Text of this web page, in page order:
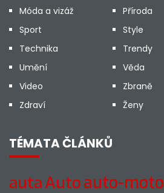
Móda a vizáž
Příroda
Sport
Style
Technika
Trendy
Umění
Věda
Video
Zbraně
Zdraví
Ženy
TÉMATA ČLÁNKŮ
autaAutoauto-moto